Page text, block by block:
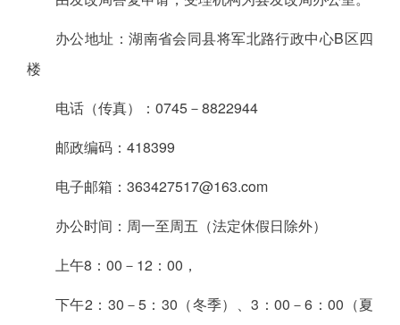
办公地址：湖南省会同县将军北路行政中心B区四
楼
电话（传真）：0745－8822944
邮政编码：418399
电子邮箱：363427517@163.com
办公时间：周一至周五（法定休假日除外）
上午8：00－12：00，
下午2：30－5：30（冬季）、3：00－6：00（夏